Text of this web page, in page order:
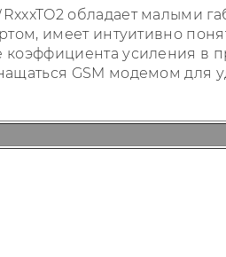
обладает малыми
имеет интуитивно
усиления в
GSM модемом для